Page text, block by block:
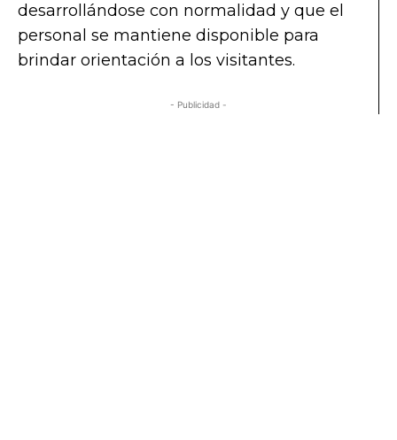
desarrollándose con normalidad y que el
personal se mantiene disponible para
brindar orientación a los visitantes.
- Publicidad -